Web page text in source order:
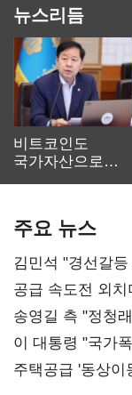
뉴스리듬
비트코인도
국가자산으로…'
주요 뉴스
김민석 "경선갈
사과부터"
공급 속도전 외
리모델링' 제안
송영길 측 "정청
총선 지휘 못해"
이 대통령 "국가
진실 밝혀야"
주택공급 '동상